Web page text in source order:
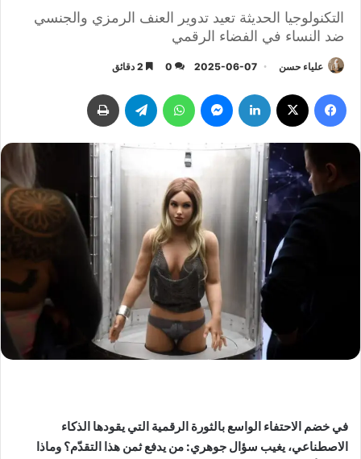
التكنولوجيا الحديثة تعيد تدوير العنف الرمزي والجنسي
ضد النساء في الفضاء الرقمي
علياء حسن 2025-06-07
0
في خضم الاحتفاء الواسع بالثورة الرقمية التي يقودها الذكاء
الاصطناعي، يغيب سؤال جوهري: من يدفع ثمن هذا التقدّم؟ وماذا